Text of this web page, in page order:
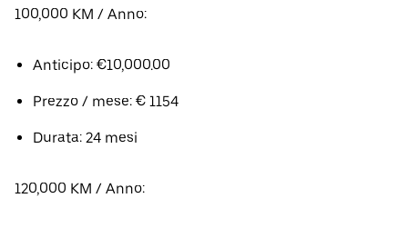
100,000 KM / Anno:
Anticipo: €10,000.00
Prezzo / mese: € 1154
Durata: 24 mesi
120,000 KM / Anno: